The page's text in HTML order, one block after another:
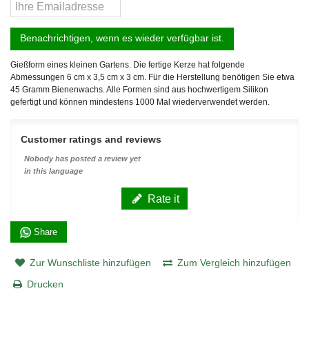
Benachrichtigen, wenn es wieder verfügbar ist.
Gießform eines kleinen Gartens. Die fertige Kerze hat folgende
Abmessungen 6 cm x 3,5 cm x 3 cm. Für die Herstellung benötigen Sie etwa
45 Gramm Bienenwachs. Alle Formen sind aus hochwertigem Silikon
gefertigt und können mindestens 1000 Mal wiederverwendet werden.
Customer ratings and reviews
Nobody has posted a review yet
in this language
Rate it
Share
Zur Wunschliste hinzufügen
Zum Vergleich hinzufügen
Drucken